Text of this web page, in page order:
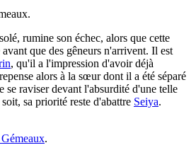
rumine son échec, alors que cette
que des gêneurs n'arrivent. Il est
, qu'il a l'impression d'avoir déjà
alors à la sœur dont il a été séparé
se raviser devant l'absurdité d'une telle
sa priorité reste d'abattre Seiya.
.